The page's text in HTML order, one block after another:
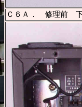
Ｃ６Ａ． 修理前